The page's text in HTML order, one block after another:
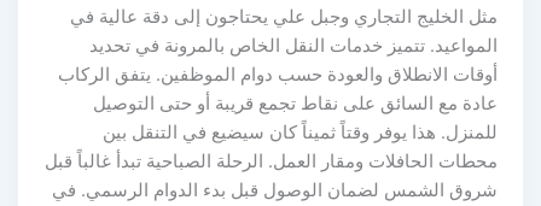
مثل الخليج التجاري وجبل علي يحتاجون إلى دقة عالية في
المواعيد. تتميز خدمات النقل الخاص بالمرونة في تحديد
أوقات الانطلاق والعودة حسب دوام الموظفين. يتفق الركاب
عادة مع السائق على نقاط تجمع قريبة أو حتى التوصيل
للمنزل. هذا يوفر وقتاً ثميناً كان سيضيع في التنقل بين
محطات الحافلات ومقار العمل. الرحلة الصباحية تبدأ غالباً قبل
شروق الشمس لضمان الوصول قبل بدء الدوام الرسمي. في